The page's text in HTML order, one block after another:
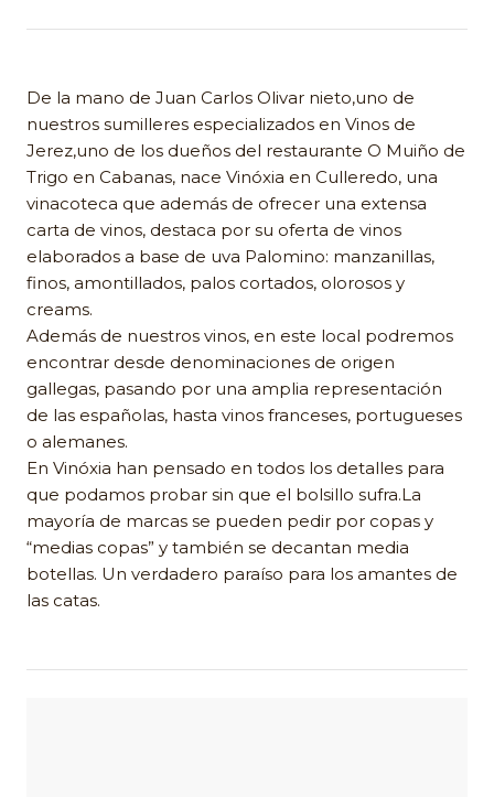
De la mano de Juan Carlos Olivar nieto,uno de
nuestros sumilleres especializados en Vinos de
Jerez,uno de los dueños del restaurante O Muiño de
Trigo en Cabanas, nace Vinóxia en Culleredo, una
vinacoteca que además de ofrecer una extensa
carta de vinos, destaca por su oferta de vinos
elaborados a base de uva Palomino: manzanillas,
finos, amontillados, palos cortados, olorosos y
creams.
Además de nuestros vinos, en este local podremos
encontrar desde denominaciones de origen
gallegas, pasando por una amplia representación
de las españolas, hasta vinos franceses, portugueses
o alemanes.
En Vinóxia han pensado en todos los detalles para
que podamos probar sin que el bolsillo sufra.La
mayoría de marcas se pueden pedir por copas y
“medias copas” y también se decantan media
botellas. Un verdadero paraíso para los amantes de
las catas.